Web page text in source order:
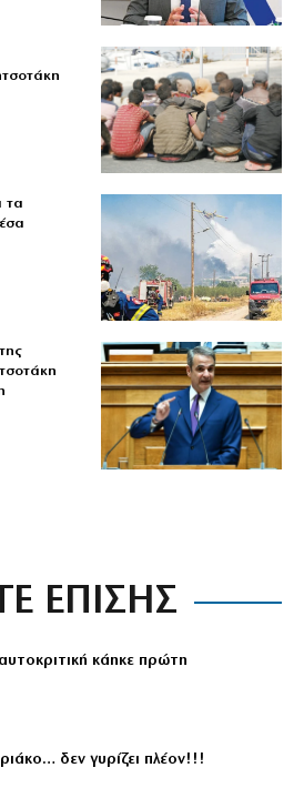
τα
ΕΠΙΣΗΣ
κάηκε πρώτη
δεν γυρίζει πλέον!!!